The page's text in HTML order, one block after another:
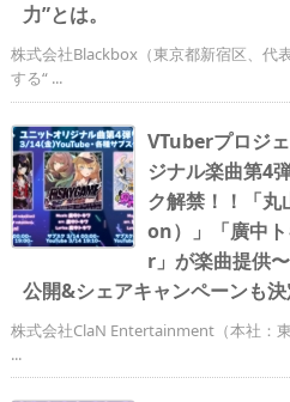
力”とは。
株式会社Blackbox（東京都新宿区、代
する“ ...
VTuberプロジ
ジナル楽曲第4
ク解禁！！「
on）」「廣中
r」が楽曲提供
公開&シェアキャンペーンも
株式会社ClaN Entertainment（本社：
...